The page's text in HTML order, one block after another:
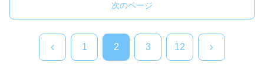
次のページ
前 1 2 3 12 次